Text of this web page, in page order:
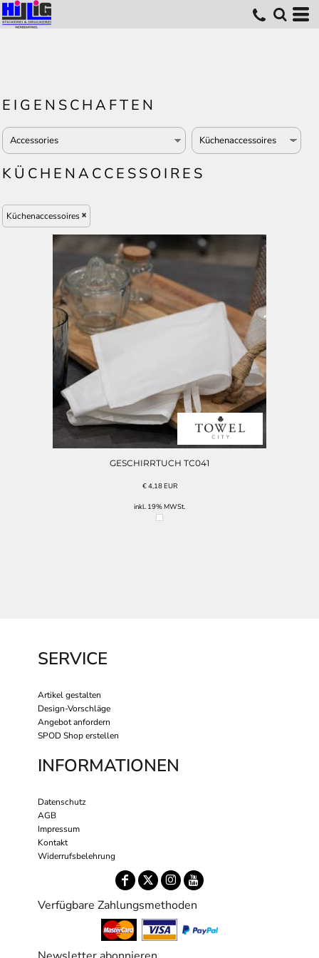
EIGENSCHAFTEN
KÜCHENACCESSOIRES
Küchenaccessoires
GESCHIRRTUCH TC041
€4,18EUR
inkl. 19% MWSt.
SERVICE
Artikel gestalten
Design-Vorschläge
Angebot anfordern
SPOD Shop erstellen
INFORMATIONEN
Datenschutz
AGB
Impressum
Kontakt
Widerrufsbelehrung
Verfügbare Zahlungsmethoden